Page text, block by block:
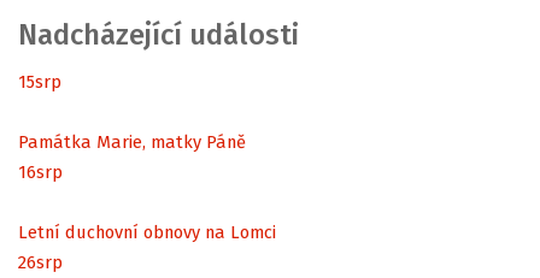
Nadcházející události
15srp
Památka Marie, matky Páně
16srp
Letní duchovní obnovy na Lomci
26srp